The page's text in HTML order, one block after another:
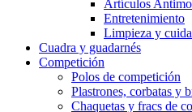
Artículos
Entretenimiento
Limpieza y
Cuadra y guadarnés
Competición
Polos de competición
Plastrones, corbatas y
Chaquetas y fracs de